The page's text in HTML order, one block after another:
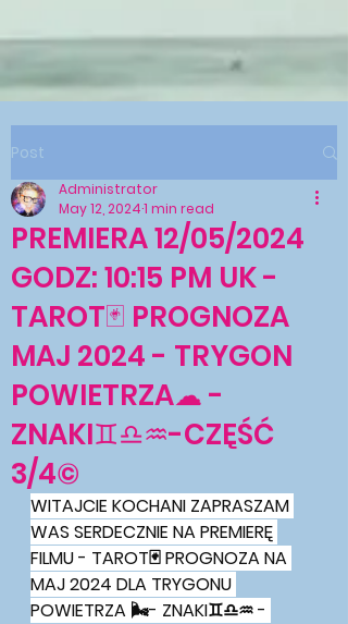
Post
PREMIERA 12/05/2024
GODZ: 10:15 PM UK -
TAROT🃏 PROGNOZA
MAJ 2024 - TRYGON
POWIETRZA☁ -
ZNAKI♊♎♒-CZĘŚĆ
3/4©
Administrator
May 12, 20241 min read
WITAJCIE KOCHANI ZAPRASZAM
WAS SERDECZNIE NA PREMIERĘ
FILMU - TAROT🃏 PROGNOZA NA
MAJ 2024 DLA TRYGONU
POWIETRZA 🌬- ZNAKI♊♎♒ -